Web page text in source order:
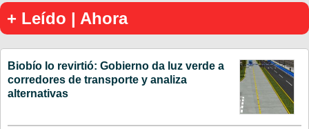
+ Leído | Ahora
Biobío lo revirtió: Gobierno da luz verde a
corredores de transporte y analiza
alternativas